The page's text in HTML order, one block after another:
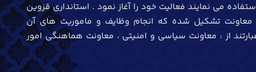
می نمایند فعالیت خود را آغاز نمود . استانداری قزوین
معاونت تشکیل شده که انجام وظایف و ماموریت های آن
از : معاونت سیاسی و امنیتی ، معاونت هماهنگی امور